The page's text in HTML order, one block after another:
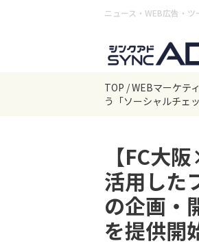
ニュース・WEB広告・
TOP WEBマーケテ
う「ソーシャルチェ
【FC大
活用した
の企画・
を提供開